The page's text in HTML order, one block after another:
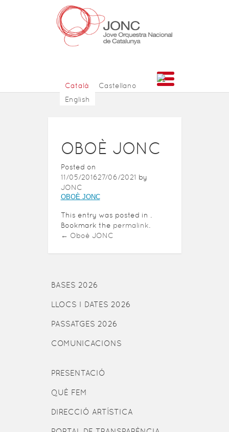
Català
Castellano
English
OBOÈ JONC
Posted on
11/05/201627/06/2021 by
JONC
OBOÈ JONC
This entry was posted in .
Bookmark the permalink
← Oboè JONC
BASES 2026
LLOCS I DATES 2026
PASSATGES 2026
COMUNICACIONS
PRESENTACIÓ
QUÈ FEM
DIRECCIÓ ARTÍSTICA